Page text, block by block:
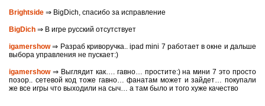
Brightside ⇒ BigDich, спасибо за исправление
BigDich ⇒ В игре русский отсутствует
igamershow⇒ Разраб криворучка.. ipad mini 7 работает в окне и дальше
выбора управления не пускает:)
igamershow⇒ Выглядит как…. гавно… простите:) на мини 7 это просто
позор.. сетевой код тоже гавно… фанатам может и зайдет… покупали
же все игры что выходили на сыч… а там было и того хуже качество